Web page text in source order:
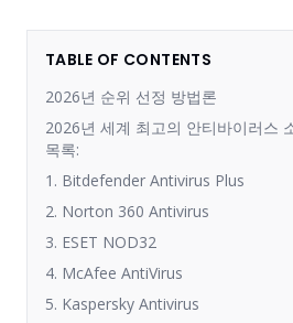
TABLE OF CONTENTS
2026년 순위 선정 방법론
2026년 세계 최고의 안티바이러스
목록:
1. Bitdefender Antivirus Plus
2. Norton 360 Antivirus
3. ESET NOD32
4. McAfee AntiVirus
5. Kaspersky Antivirus